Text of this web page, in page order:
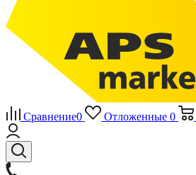
Сравнение0 Отложенные 0